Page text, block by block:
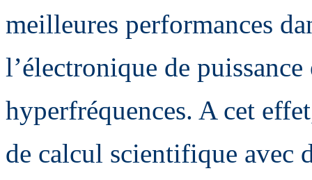
meilleures performances
l’électronique de
hyperfréquences. A cet
de calcul scientifique avec